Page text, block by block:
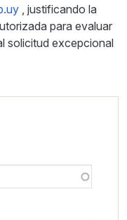
, justificando la
para evaluar
solicitud excepcional